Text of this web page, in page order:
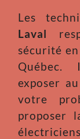
Les
Laval
sécurité
Québec.
exposer
votre
proposer